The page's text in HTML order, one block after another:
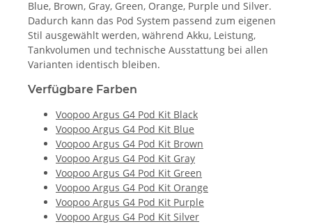
Blue, Brown, Gray, Green, Orange, Purple und Silver.
Dadurch kann das Pod System passend zum eigenen
Stil ausgewählt werden, während Akku, Leistung,
Tankvolumen und technische Ausstattung bei allen
Varianten identisch bleiben.
Verfügbare Farben
Voopoo Argus G4 Pod Kit Black
Voopoo Argus G4 Pod Kit Blue
Voopoo Argus G4 Pod Kit Brown
Voopoo Argus G4 Pod Kit Gray
Voopoo Argus G4 Pod Kit Green
Voopoo Argus G4 Pod Kit Orange
Voopoo Argus G4 Pod Kit Purple
Voopoo Argus G4 Pod Kit Silver